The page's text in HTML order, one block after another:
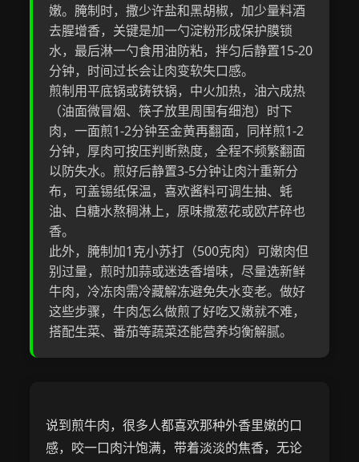
嫩。腌制时，撒少许盐和黑胡椒，加少量料酒
去腥增香，关键是加一勺淀粉形成保护膜锁
水，最后淋一勺食用油防粘，拌匀后静置15-20
分钟，时间过长会让肉变软失口感。
煎制用平底锅或铸铁锅，中火加热，油六成热
（油面微冒烟、筷子放里周围有细泡）时下
肉，一面煎1-2分钟至金黄再翻面，同样煎1-2
分钟，厚肉可按压判断熟度，全程不频繁翻面
以防失水。煎好后静置3-5分钟让肉汁重新分
布，可盖锡纸保温，喜欢酱料可调生抽、蚝
油、白糖水熬稠淋上，原味撒葱花或欧芹碎也
香。
此外，腌制加1克小苏打（500克肉）可嫩肉但
别过量，煎时加蒜或迷迭香增味，尽量选新鲜
牛肉，冷冻肉需冷藏解冻避免失水变老。做好
这些步骤，牛肉怎么做煎了好吃又嫩就不难，
搭配生菜、番茄等蔬菜还能营养均衡解腻。
说到煎牛肉，很多人都喜欢那种外香里嫩的口
感，咬一口肉汁饱满，带着淡淡的焦香，无论